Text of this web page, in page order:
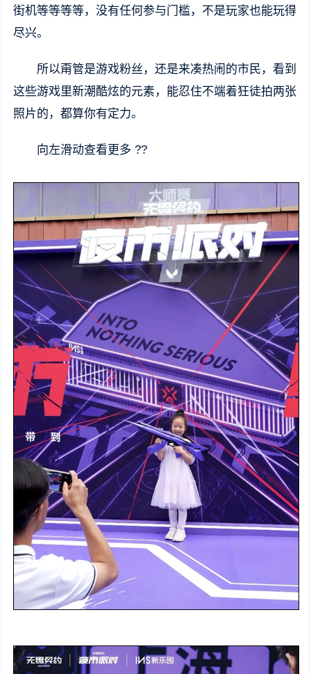
街机等等等等，没有任何参与门槛，不是玩家也能玩得
尽兴。
所以甭管是游戏粉丝，还是来凑热闹的市民，看到
这些游戏里新潮酷炫的元素，能忍住不端着狂徒拍两张
照片的，都算你有定力。
向左滑动查看更多 ??